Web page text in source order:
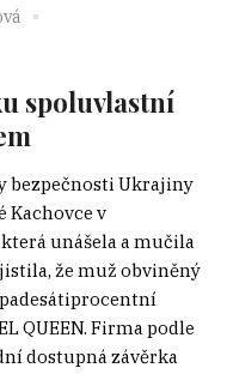
spoluvlastní
bezpečnosti Ukrajiny
Kachovce v
unášela a mučila
že muž obviněný
QUEEN. Firma podle
dostupná závěrka